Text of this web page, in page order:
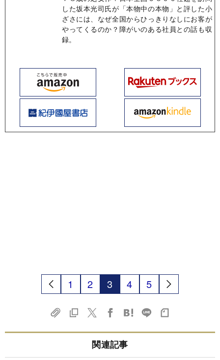
した坂本光司氏が「本物中の本物」と評した小
ざさには、なぜ全国からひっきりなしにお客が
やってくるのか？障がいのある社員との話も収
録。
1 2 3 4 5
関連記事